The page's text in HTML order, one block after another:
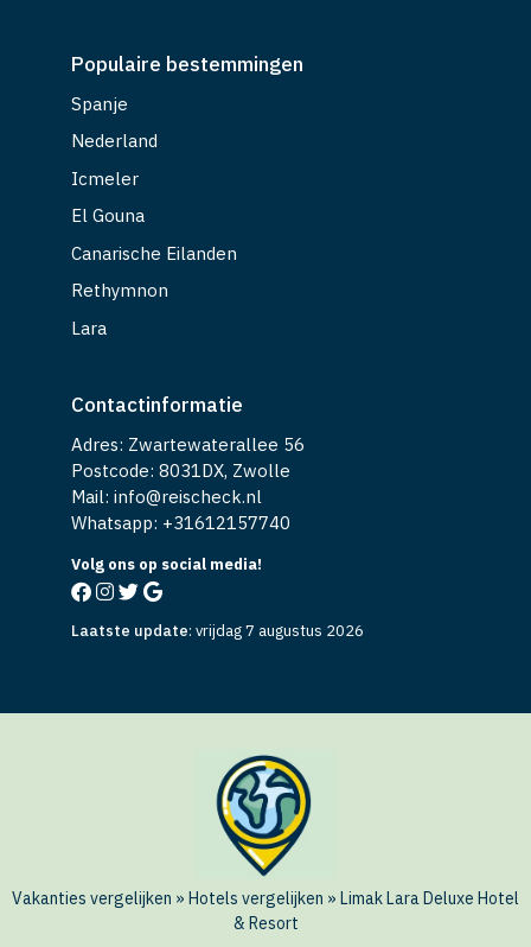
Populaire bestemmingen
Spanje
Nederland
Icmeler
El Gouna
Canarische Eilanden
Rethymnon
Lara
Contactinformatie
Adres: Zwartewaterallee 56
Postcode: 8031DX, Zwolle
Mail: info@reischeck.nl
Whatsapp: +31612157740
Volg ons op social media!
Laatste update: vrijdag 7 augustus 2026
Vakanties vergelijken » Hotels vergelijken » Limak Lara Deluxe Hotel
& Resort